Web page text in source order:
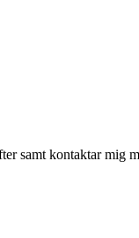
samt kontaktar mig